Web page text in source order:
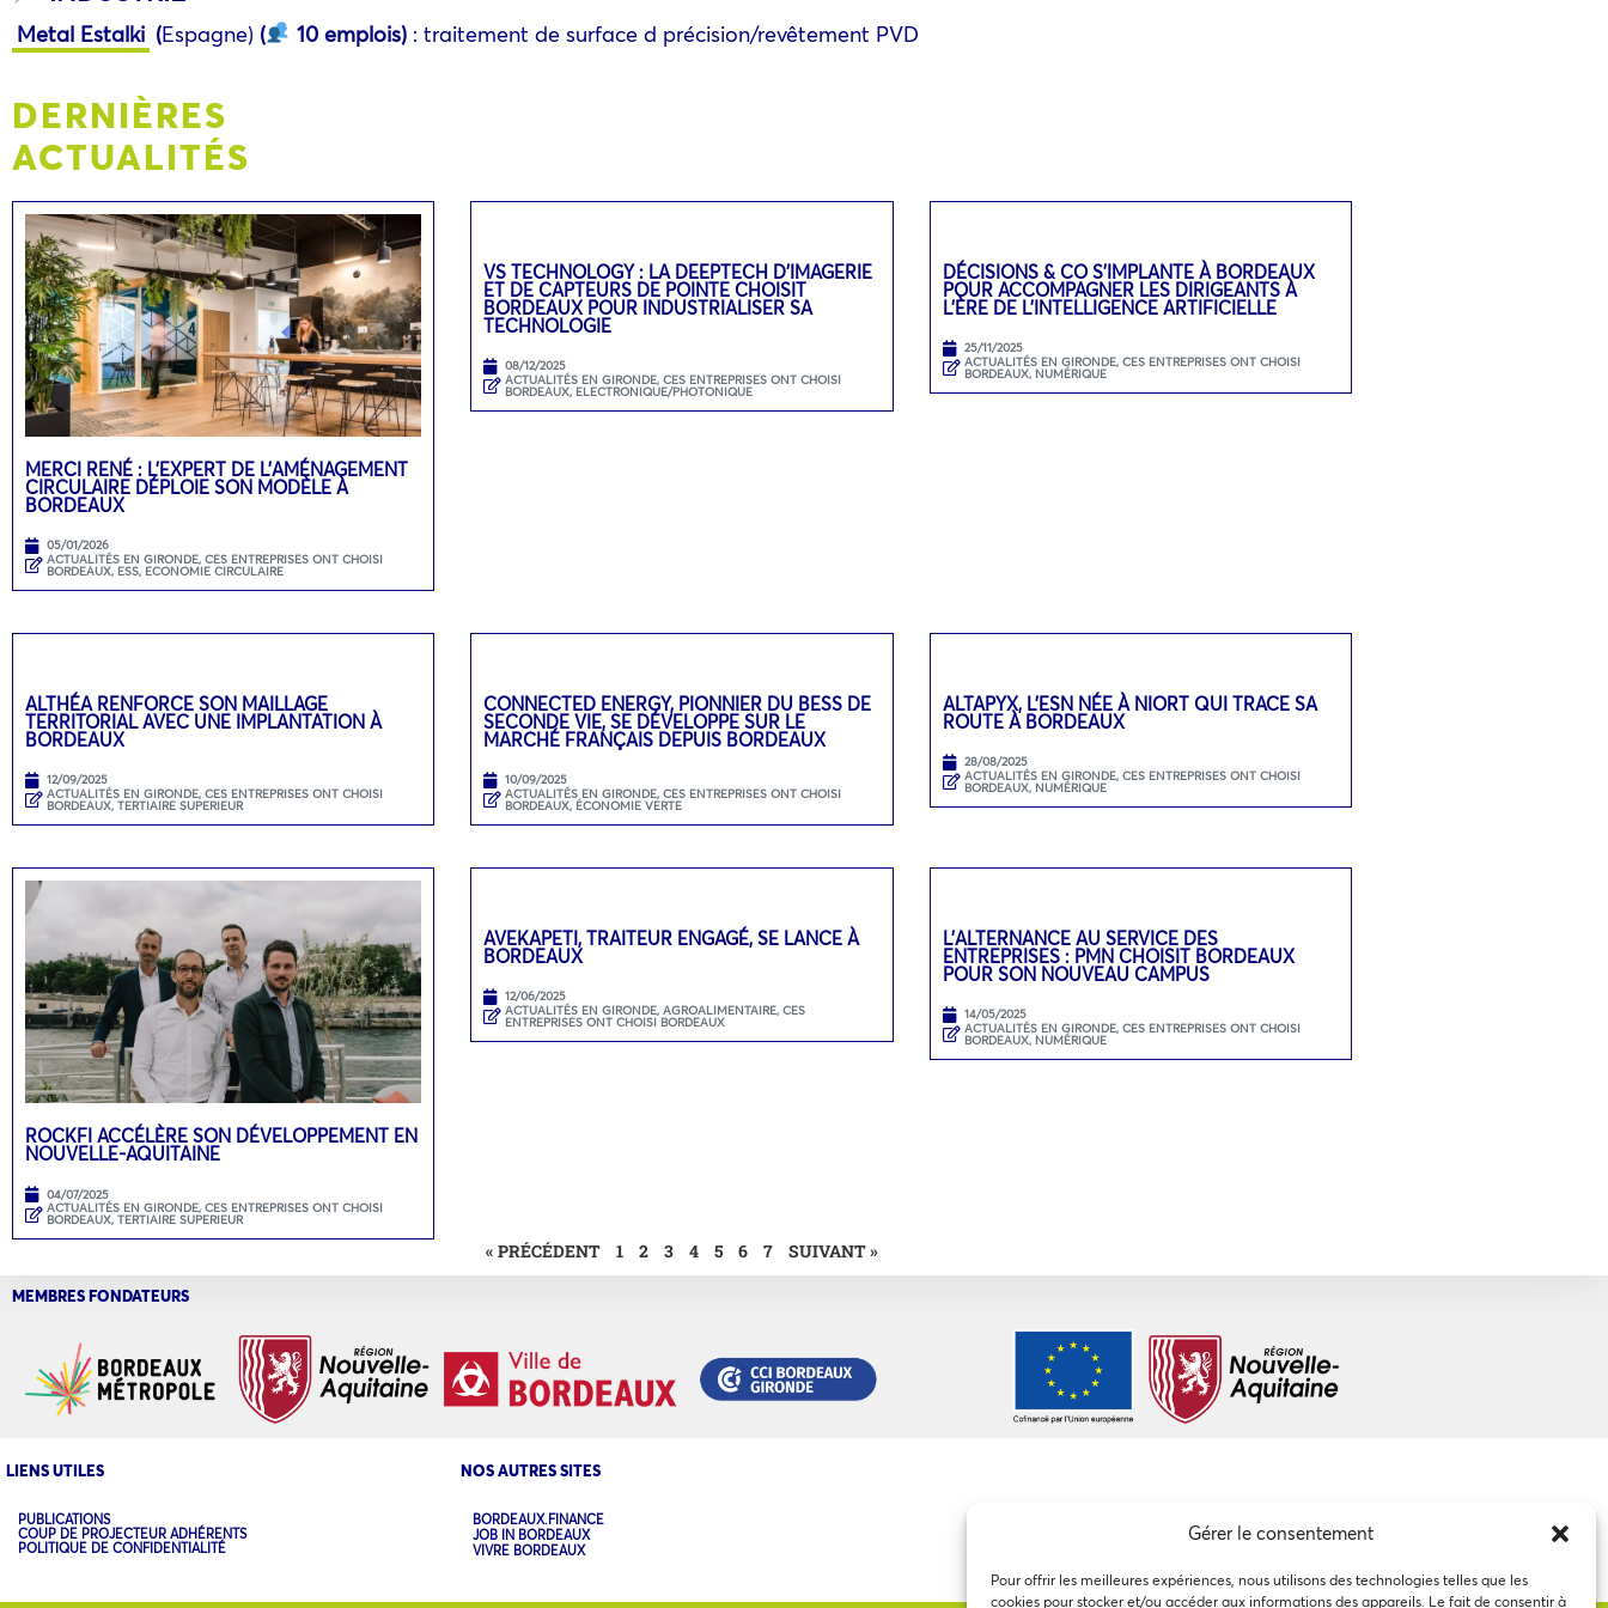
Gérer le consentement
Pour offrir les meilleures expériences, nous utilisons des technologies telles que les
cookies pour stocker et/ou accéder aux informations des appareils. Le fait de consentir à
Metal Estalki (Espagne) ( 10 emplois): traitement de surface d précision/revêtement PVD
DERNIÈRES
ACTUALITÉS
MERCI RENÉ : L’EXPERT DE L’AMÉNAGEMENT
CIRCULAIRE DÉPLOIE SON MODÈLE À
BORDEAUX
05/01/2026
ACTUALITÉS EN GIRONDE, CES ENTREPRISES ONT CHOISI
BORDEAUX, ESS, ECONOMIE CIRCULAIRE
VS TECHNOLOGY : LA DEEPTECH D’IMAGERIE
ET DE CAPTEURS DE POINTE CHOISIT
BORDEAUX POUR INDUSTRIALISER SA
TECHNOLOGIE
08/12/2025
ACTUALITÉS EN GIRONDE,CES ENTREPRISES ONT CHOISI
BORDEAUX, ELECTRONIQUE/PHOTONIQUE
DÉCISIONS & CO S’IMPLANTE À BORDEAUX
POUR ACCOMPAGNER LES DIRIGEANTS À
L’ÈRE DE L’INTELLIGENCE ARTIFICIELLE
25/11/2025
ACTUALITÉS EN GIRONDE, CES ENTREPRISES ONT CHOISI
BORDEAUX, NUMÉRIQUE
ALTHÉA RENFORCE SON MAILLAGE
TERRITORIAL AVEC UNE IMPLANTATION À
BORDEAUX
12/09/2025
ACTUALITÉS EN GIRONDE, CES ENTREPRISES ONT CHOISI
BORDEAUX, TERTIAIRE SUPERIEUR
CONNECTED ENERGY, PIONNIER DU BESS DE
SECONDE VIE, SE DÉVELOPPE SUR LE
MARCHÉ FRANÇAIS DEPUIS BORDEAUX
10/09/2025
ACTUALITÉS EN GIRONDE,CES ENTREPRISES ONT CHOISI
BORDEAUX, ÉCONOMIE VERTE
ALTAPYX, L’ESN NÉE À NIORT QUI TRACE SA
ROUTE À BORDEAUX
28/08/2025
ACTUALITÉS EN GIRONDE, CES ENTREPRISES ONT CHOISI
BORDEAUX, NUMÉRIQUE
ROCKFI ACCÉLÈRE SON DÉVELOPPEMENT EN
NOUVELLE-AQUITAINE
04/07/2025
ACTUALITÉS EN GIRONDE, CES ENTREPRISES ONT CHOISI
BORDEAUX, TERTIAIRE SUPERIEUR
AVEKAPETI, TRAITEUR ENGAGÉ, SE LANCE À
BORDEAUX
12/06/2025
ACTUALITÉS EN GIRONDE,AGROALIMENTAIRE,CES
ENTREPRISES ONT CHOISI BORDEAUX
L’ALTERNANCE AU SERVICE DES
ENTREPRISES : PMN CHOISIT BORDEAUX
POUR SON NOUVEAU CAMPUS
14/05/2025
ACTUALITÉS EN GIRONDE, CES ENTREPRISES ONT CHOISI
BORDEAUX, NUMÉRIQUE
« PRÉCÉDENT 1 2 3 4 5 6 7 SUIVANT »
MEMBRES FONDATEURS
LIENS UTILES
PUBLICATIONS
COUP DE PROJECTEUR ADHÉRENTS
POLITIQUE DE CONFIDENTIALITÉ
NOS AUTRES SITES
BORDEAUX.FINANCE
JOB IN BORDEAUX
VIVRE BORDEAUX